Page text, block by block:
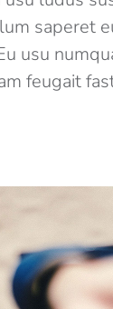
saperet
usu
feugait